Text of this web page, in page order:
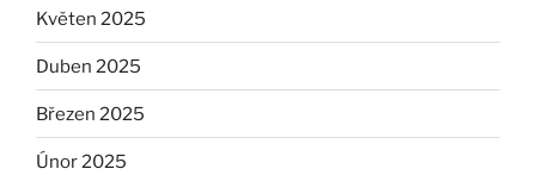
Květen 2025
Duben 2025
Březen 2025
Únor 2025